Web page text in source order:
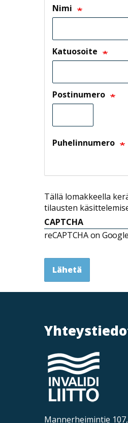
Nimi
Katuosoite
Postinumero
Puhelinnumero
Tällä lomakkeella
tilausten
CAPTCHA
reCAPTCHA on
Lähetä
Mannerheimintie 107,